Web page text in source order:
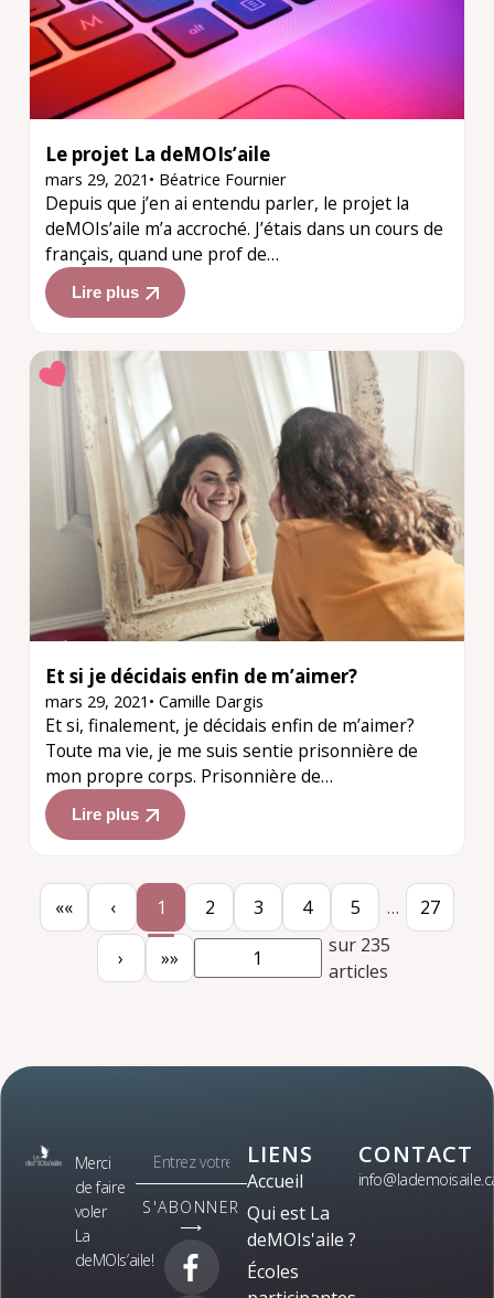
Le projet La deMOIs’aile
mars 29, 2021 • Béatrice Fournier
Depuis que j’en ai entendu parler, le projet la
deMOIs’aile m’a accroché. J’étais dans un cours de
français, quand une prof de…
Lire plus
Et si je décidais enfin de m’aimer?
mars 29, 2021 •Camille Dargis
Et si, finalement, je décidais enfin de m’aimer?
Toute ma vie, je me suis sentie prisonnière de
mon propre corps. Prisonnière de…
Lire plus
«« ‹ 1 2 3 4 5 … 27
› »»
sur 235
articles
Merci
de faire
voler
La
deMOIs’aile!
S'ABONNER
⟶
LIENS
Accueil
Qui est La
deMOIs'aile ?
Écoles
CONTACT